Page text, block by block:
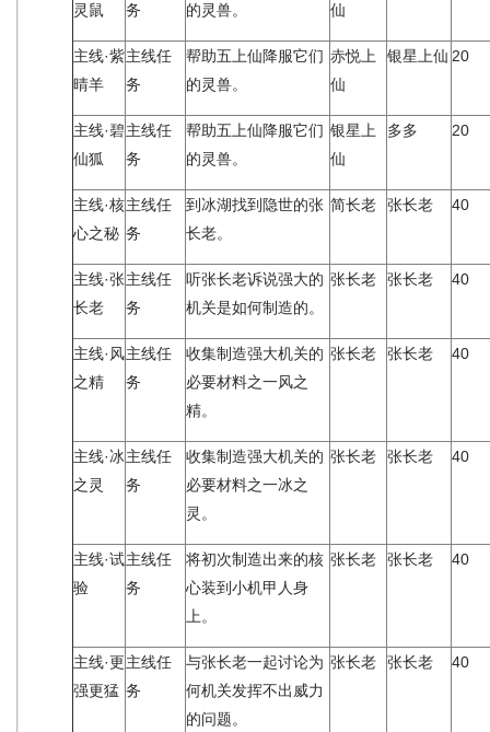
灵鼠
务
的灵兽。
仙
主线·紫
晴羊
主线任
务
帮助五上仙降服它们
的灵兽。
赤悦上
仙
银星上仙 20
主线·碧
仙狐
主线任
务
帮助五上仙降服它们
的灵兽。
银星上
仙
多多 20
主线·核
心之秘
主线任
务
到冰湖找到隐世的张
长老。
简长老 张长老 40
主线·张
长老
主线任
务
听张长老诉说强大的
机关是如何制造的。
张长老 张长老 40
主线·风
之精
主线任
务
收集制造强大机关的
必要材料之一风之
精。
张长老 张长老 40
主线·冰
之灵
主线任
务
收集制造强大机关的
必要材料之一冰之
灵。
张长老 张长老 40
主线·试
验
主线任
务
将初次制造出来的核
心装到小机甲人身
上。
张长老 张长老 40
主线·更
强更猛
主线任
务
与张长老一起讨论为
何机关发挥不出威力
的问题。
张长老 张长老 40